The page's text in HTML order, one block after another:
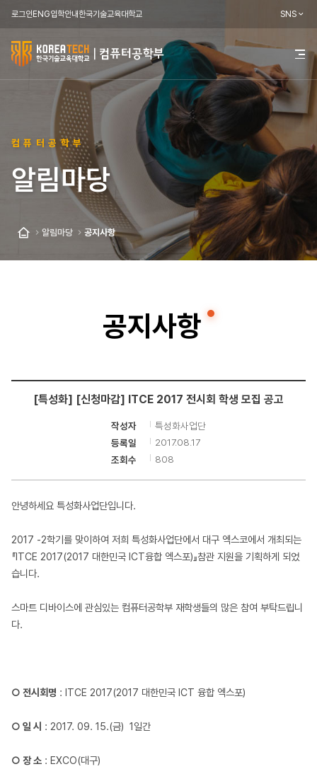
로그인ENG입학안내한국기술교육대학교 SNS
한
국
교
육
학
교
학
전
메
기
컴퓨터공학부
알림마당
알림마당 공지사항
공지사항
[특성화] [신청마감] ITCE 2017 전시회 학생 모집 공고
작성자
특성화사업단
등록일
2017.08.17
조회수
808
안녕하세요 특성화사업단입니다.
2017 -2학기를 맞이하여 저희 특성화사업단에서 대구 엑스코에서 개최되는
『ITCE 2017(2017 대한민국 ICT융합 엑스포)』참관 지원을 기획하게 되었
습니다.
스마트 디바이스에 관심있는 컴퓨터공학부 재학생들의 많은 참여 부탁드립니
다.
○ 전시회명 : ITCE 2017(2017 대한민국 ICT 융합 엑스포)
○ 일 시 : 2017. 09. 15.(금) 1일간
○ 장 소 : EXCO(대구)